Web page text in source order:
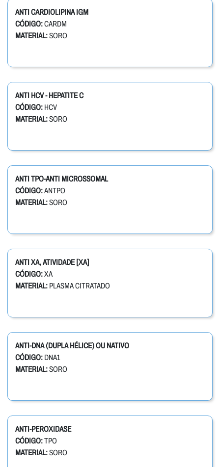
ANTI CARDIOLIPINA IGM
CÓDIGO:CARDM
MATERIAL:SORO
ANTI HCV - HEPATITE C
CÓDIGO: HCV
MATERIAL:SORO
ANTI TPO-ANTI MICROSSOMAL
CÓDIGO:ANTPO
MATERIAL:SORO
ANTI XA, ATIVIDADE [XA]
CÓDIGO:XA
MATERIAL: PLASMA CITRATADO
ANTI-DNA (DUPLA HÉLICE) OU NATIVO
CÓDIGO: DNA1
MATERIAL:SORO
ANTI-PEROXIDASE
CÓDIGO:TPO
MATERIAL:SORO